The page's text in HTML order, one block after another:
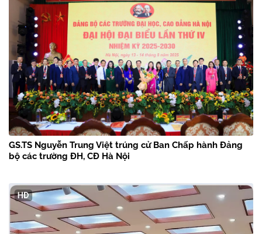
GS.TS Nguyễn Trung Việt trúng cử Ban Chấp hành Đảng
bộ các trường ĐH, CĐ Hà Nội